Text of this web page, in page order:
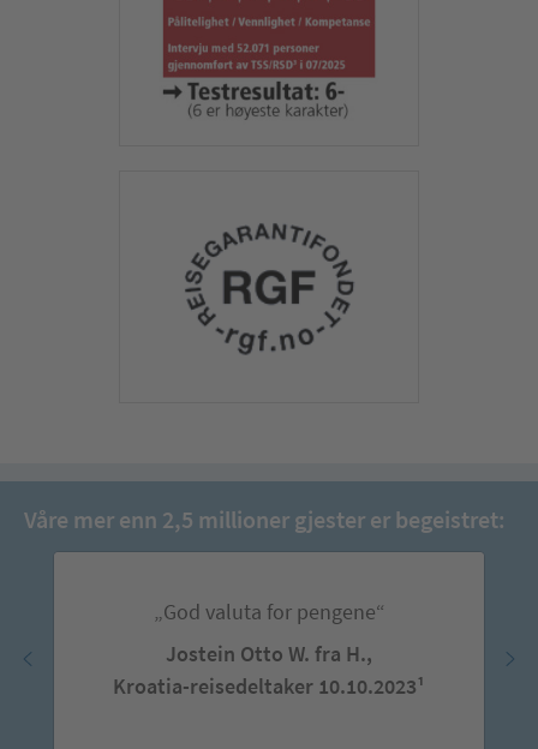
Våre mer enn 2,5 millioner gjester er begeistret:
„God valuta for pengene“
Jostein Otto W. fra H.,
Kroatia-reisedeltaker 10.10.2023¹